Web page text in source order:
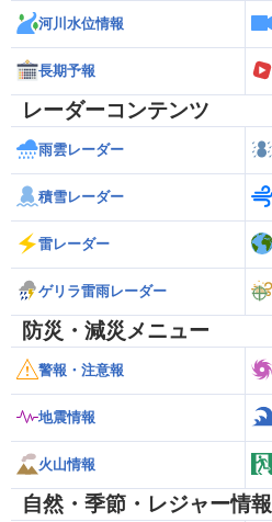
河川水位情報
長期予報
レーダーコンテンツ
雨雲レーダー
積雪レーダー
雷レーダー
ゲリラ雷雨レーダー
防災・減災メニュー
警報・注意報
地震情報
火山情報
自然・季節・レジャー情報